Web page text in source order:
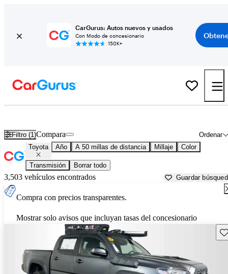
CarGurus: Autos nuevos y usados
Con Modo de concesionario
150K+
Filtro (1) Ordenar
Compara
Toyota Año A 50 millas de distancia Millaje Color
Transmisión Borrar todo
3,503 vehículos encontrados Guardar
Compra con precios transparentes.
Mostrar solo avisos que incluyan tasas del concesionario